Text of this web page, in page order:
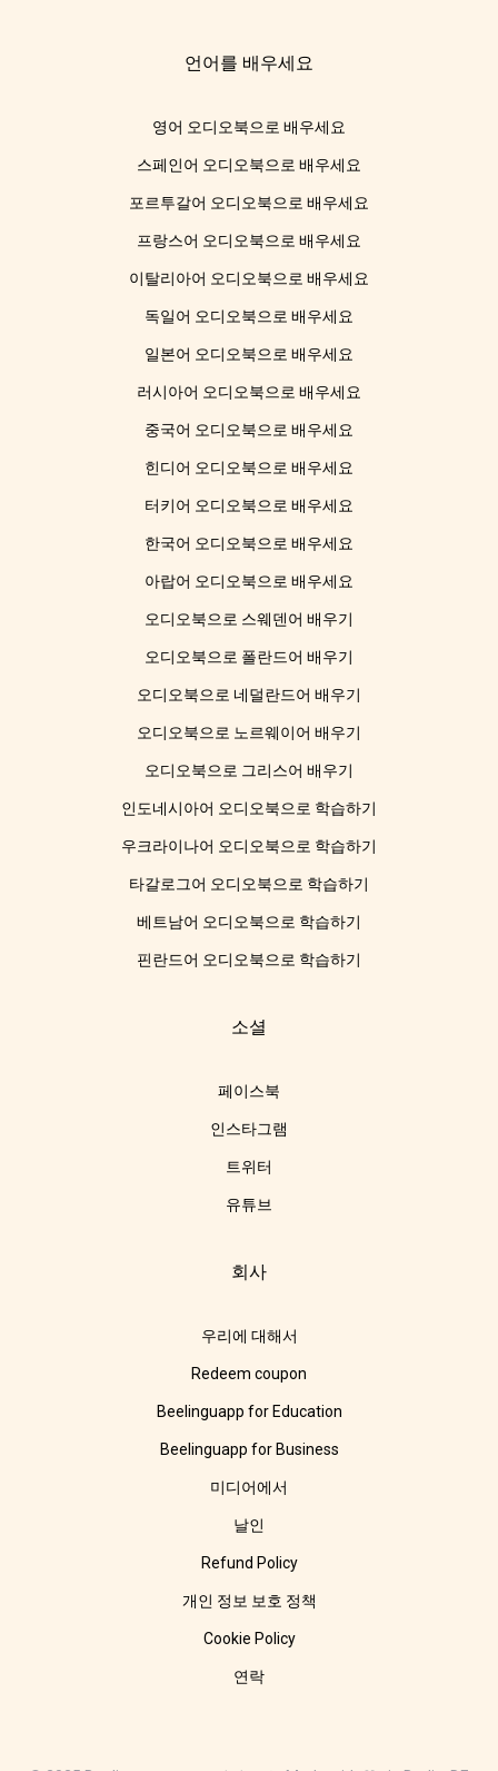
언어를 배우세요
영어 오디오북으로 배우세요
스페인어 오디오북으로 배우세요
포르투갈어 오디오북으로 배우세요
프랑스어 오디오북으로 배우세요
이탈리아어 오디오북으로 배우세요
독일어 오디오북으로 배우세요
일본어 오디오북으로 배우세요
러시아어 오디오북으로 배우세요
중국어 오디오북으로 배우세요
힌디어 오디오북으로 배우세요
터키어 오디오북으로 배우세요
한국어 오디오북으로 배우세요
아랍어 오디오북으로 배우세요
오디오북으로 스웨덴어 배우기
오디오북으로 폴란드어 배우기
오디오북으로 네덜란드어 배우기
오디오북으로 노르웨이어 배우기
오디오북으로 그리스어 배우기
인도네시아어 오디오북으로 학습하기
우크라이나어 오디오북으로 학습하기
타갈로그어 오디오북으로 학습하기
베트남어 오디오북으로 학습하기
핀란드어 오디오북으로 학습하기
소셜
페이스북
인스타그램
트위터
유튜브
회사
우리에 대해서
Redeem coupon
Beelinguapp for Education
Beelinguapp for Business
미디어에서
날인
Refund Policy
개인 정보 보호 정책
Cookie Policy
연락